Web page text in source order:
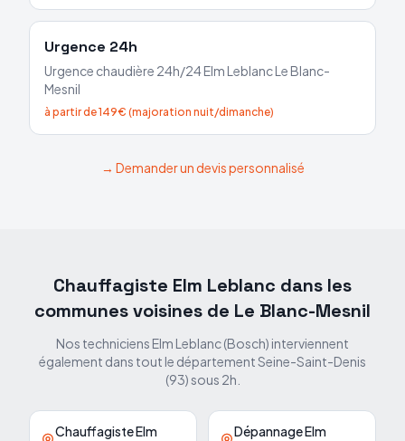
Urgence 24h
Urgence chaudière 24h/24Elm LeblancLe Blanc-
Mesnil
à partir de 149€ (majoration nuit/dimanche)
→ Demander un devis personnalisé
Chauffagiste Elm Leblanc dans les
communes voisines de Le Blanc-Mesnil
Nos techniciens Elm Leblanc (Bosch) interviennent
également dans tout le départementSeine-Saint-Denis
(93) sous 2h.
Chauffagiste Elm
Dépannage Elm